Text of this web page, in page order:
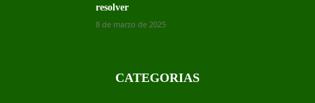
resolver
8 de marzo de 2025
CATEGORIAS